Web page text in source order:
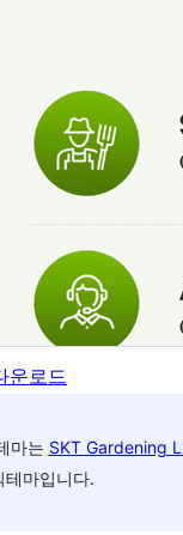
운로드
마는 SKT Gardening
테마입니다.